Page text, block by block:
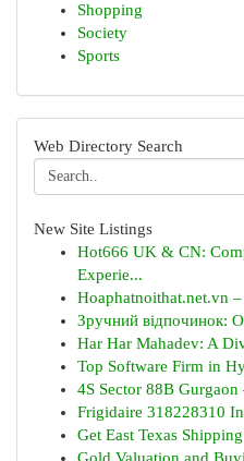
Shopping
Society
Sports
Web Directory Search
New Site Listings
Hot666 UK & CN:
Experie...
Hoaphatnoithat.net.vn
Зручний відпочинок:
Har Har Mahadev: A
Top Software Firm in
4S Sector 88B
Frigidaire 318228310
Get East Texas